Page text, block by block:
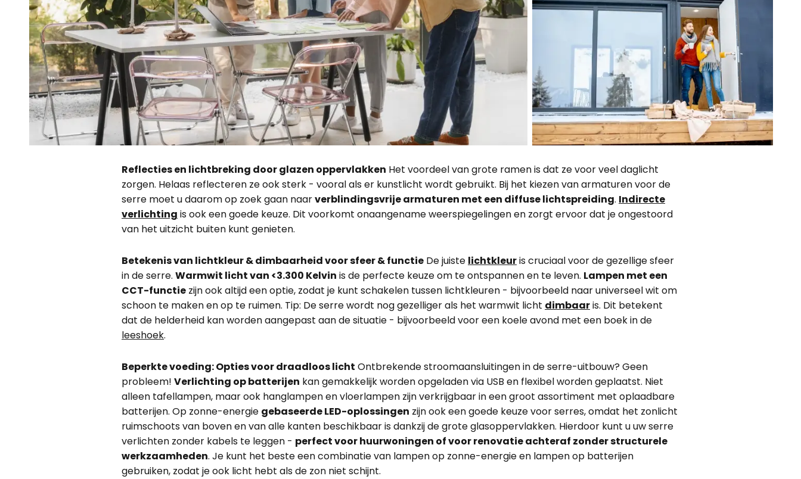
Reflecties en lichtbreking door glazen oppervlakken Het voordeel van grote ramen is dat ze voor veel daglicht
zorgen. Helaas reflecteren ze ook sterk - vooral als er kunstlicht wordt gebruikt. Bij het kiezen van armaturen voor de
serre moet u daarom op zoek gaan naarverblindingsvrije armaturen met een diffuse lichtspreiding. Indirecte
verlichting is ook een goede keuze. Dit voorkomt onaangename weerspiegelingen en zorgt ervoor dat je ongestoord
van het uitzicht buiten kunt genieten.
Betekenis van lichtkleur & dimbaarheid voor sfeer & functie De juiste lichtkleuris cruciaal voor de gezellige sfeer
in de serre. Warmwit licht van <3.300 Kelvin is de perfecte keuze om te ontspannen en te leven. Lampen met een
CCT-functie zijn ook altijd een optie, zodat je kunt schakelen tussen lichtkleuren - bijvoorbeeld naar universeel wit om
schoon te maken en op te ruimen. Tip: De serre wordt nog gezelliger als het warmwit licht dimbaaris. Dit betekent
dat de helderheid kan worden aangepast aan de situatie - bijvoorbeeld voor een koele avond met een boek in de
leeshoek.
Beperkte voeding: Opties voor draadloos licht Ontbrekende stroomaansluitingen in de serre-uitbouw? Geen
probleem! Verlichting op batterijen kan gemakkelijk worden opgeladen via USB en flexibel worden geplaatst. Niet
alleen tafellampen, maar ook hanglampen en vloerlampen zijn verkrijgbaar in een groot assortiment met oplaadbare
batterijen. Op zonne-energie gebaseerde LED-oplossingen zijn ook een goede keuze voor serres, omdat het zonlicht
ruimschoots van boven en van alle kanten beschikbaar is dankzij de grote glasoppervlakken. Hierdoor kunt u uw serre
verlichten zonder kabels te leggen - perfect voor huurwoningen of voor renovatie achteraf zonder structurele
werkzaamheden. Je kunt het beste een combinatie van lampen op zonne-energie en lampen op batterijen
gebruiken, zodat je ook licht hebt als de zon niet schijnt.